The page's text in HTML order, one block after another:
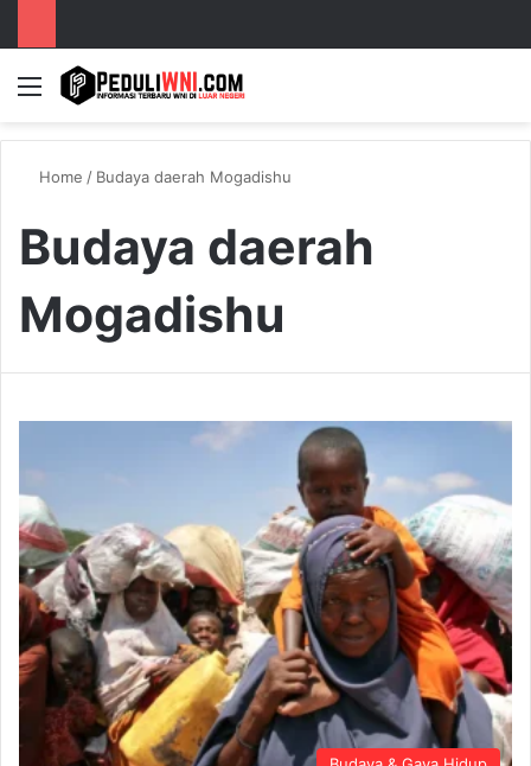
Menu
Home / Budaya daerah Mogadishu
Budaya daerah
Mogadishu